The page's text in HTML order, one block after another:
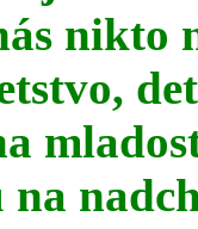
nikto